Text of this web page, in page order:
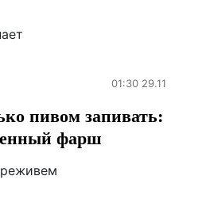
01:30 29.11
пивом запивать:
фарш